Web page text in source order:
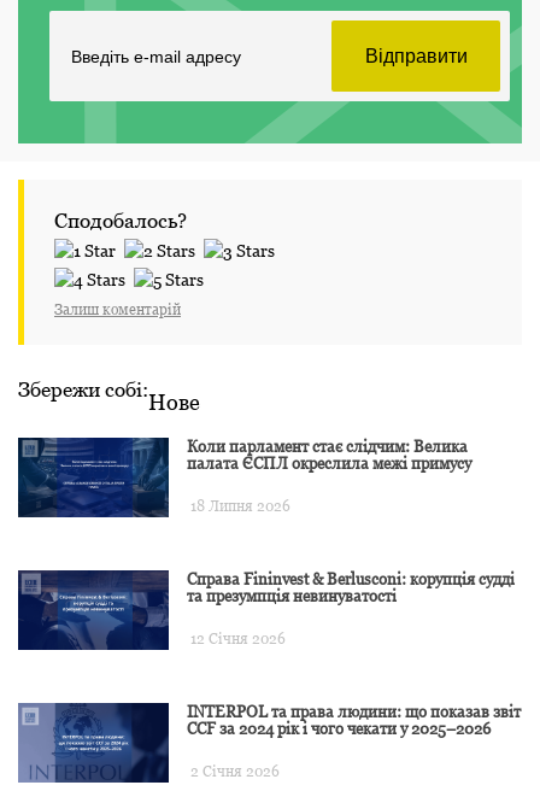
Сподобалось?
Залиш коментарій
Збережи собі:Нове
Коли парламент стає слідчим: Велика
палата ЄСПЛ окреслила межі примусу
18 Липня 2026
Справа Fininvest & Berlusconi: корупція судді
та презумпція невинуватості
12 Січня 2026
INTERPOL та права людини: що показав звіт
CCF за 2024 рік і чого чекати у 2025–2026
2 Січня 2026